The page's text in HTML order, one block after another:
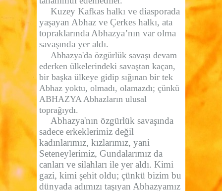
Kuzey Kafkas halkı ve diasporada
yaşayan Abhaz ve Çerkes halkı, ata
topraklarında Abhazya’nın var olma
savaşında yer aldı.
Abhazya'da özgürlük savaşı devam
ederken ülkelerindeki savaştan kaçan,
bir başka ülkeye gidip sığınan bir tek
Abhaz yoktu, olmadı, olamazdı; çünkü
ABHAZYA Abhazların ulusal
toprağıydı.
Abhazya'nın özgürlük savaşında
sadece erkeklerimiz değil
kadınlarımız, kızlarımız, yani
Seteneylerimiz, Gundalarımız da
canları ve silahları ile yer aldı. Kimi
gazi, kimi şehit oldu; çünkü bizim bu
dünyada adımızı taşıyan Abhazyamız